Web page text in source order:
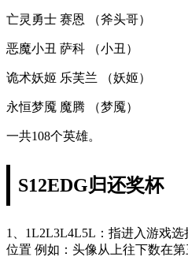
亡灵勇士 赛恩 （斧头哥）
恶魔小丑 萨科 （小丑）
诡术妖姬 乐芙兰 （妖姬）
永恒梦魇 魔腾 （梦魇）
一共108个英雄。
S12EDG归还奖杯
1、1L2L3L4L5L：指进入游戏
位置 例如：头像从上往下数在